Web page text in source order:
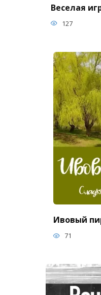
Веселая
127
Ивовый
71